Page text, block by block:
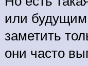
или
заметить
они часто